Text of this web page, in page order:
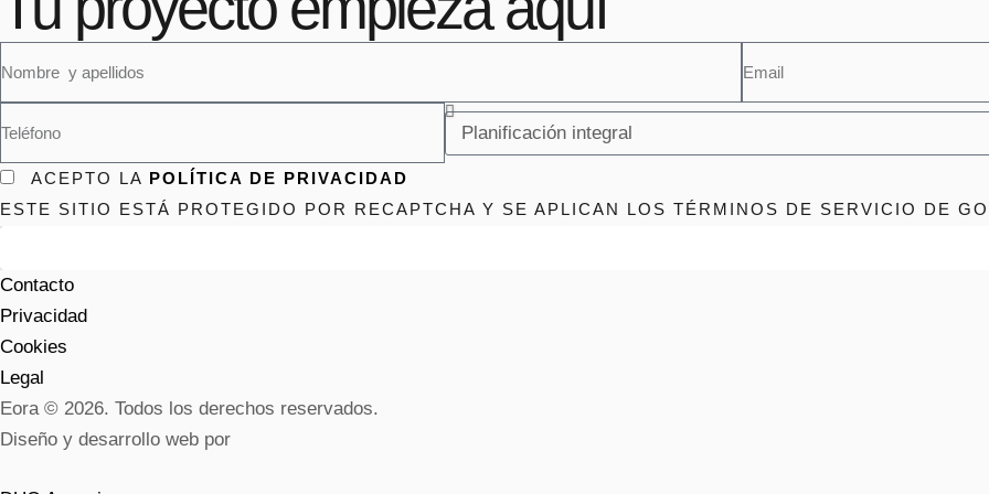
ACEPTO LA POLÍTICA DE PRIVACIDAD
ESTE SITIO ESTÁ PROTEGIDO POR RECAPTCHA Y SE APLICAN LOS TÉRMINOS DE SERVICIO DE
Contacto
Privacidad
Cookies
Legal
Eora © 2026. Todos los derechos reservados.
Diseño y desarrollo web por